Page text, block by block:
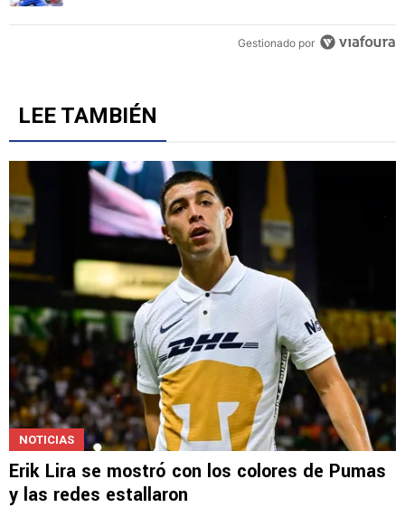
Gestionado por
LEE TAMBIÉN
NOTICIAS
Erik Lira se mostró con los colores de Pumas
y las redes estallaron